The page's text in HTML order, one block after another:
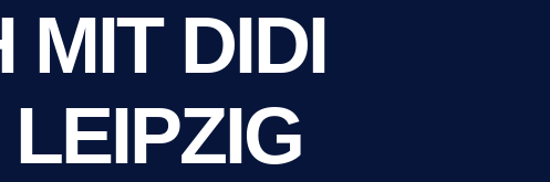
MIT DIDI